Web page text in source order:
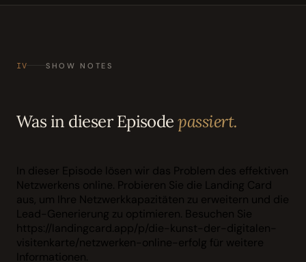
IV SHOW NOTES
Was in dieser Episodepassiert.
In dieser Episode lösen wir das Problem des effektiven
Netzwerkens online. Probieren Sie die Landing Card
aus, um Ihre Netzwerkkapazitäten zu erweitern und die
Lead-Generierung zu optimieren. Besuchen Sie
https://landingcard.app/p/die-kunst-der-digitalen-
visitenkarte/netzwerken-online-erfolg für weitere
Informationen.